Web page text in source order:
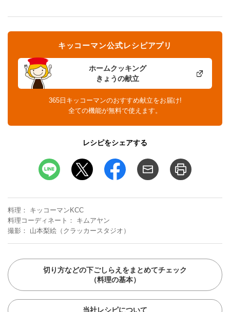
ホームクッキング
きょうの献立
キッコーマン公式レシピアプリ
365日キッコーマンのおすすめ献立をお届け!
全ての機能が無料で使えます。
レシピをシェアする
料理
キッコーマンKCC
料理コーディネート
キムアヤン
撮影
山本梨絵（クラッカースタジオ）
切り方などの下ごしらえをまとめてチェック
（料理の基本）
当社レシピについて